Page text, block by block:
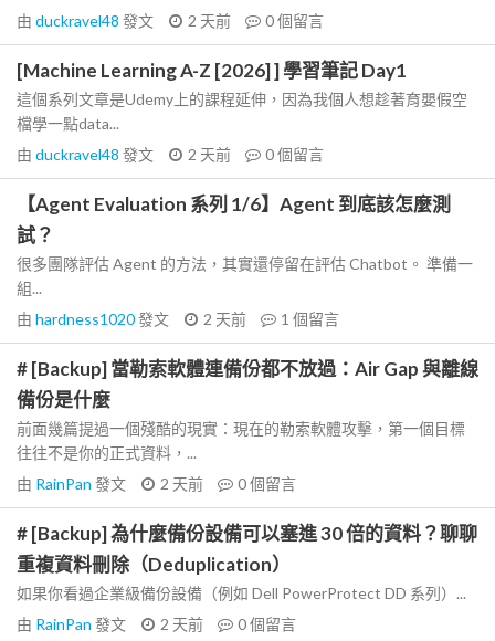
由 duckravel48 發文 2 天前 0個留言
[Machine Learning A-Z [2026] ] 學習筆記 Day1
這個系列文章是Udemy上的課程延伸，因為我個人想趁著育嬰假空
檔學一點data...
由 duckravel48 發文 2 天前 0個留言
【Agent Evaluation 系列 1/6】Agent 到底該怎麼測
試？
很多團隊評估 Agent 的方法，其實還停留在評估 Chatbot。 準備一
組...
由 hardness1020發文 2 天前 1 個留言
# [Backup] 當勒索軟體連備份都不放過：Air Gap 與離線
備份是什麼
前面幾篇提過一個殘酷的現實：現在的勒索軟體攻擊，第一個目標
往往不是你的正式資料，...
由 RainPan 發文 2 天前 0個留言
# [Backup] 為什麼備份設備可以塞進 30 倍的資料？聊聊
重複資料刪除（Deduplication）
如果你看過企業級備份設備（例如 Dell PowerProtect DD 系列）...
由 RainPan 發文 2 天前 0個留言